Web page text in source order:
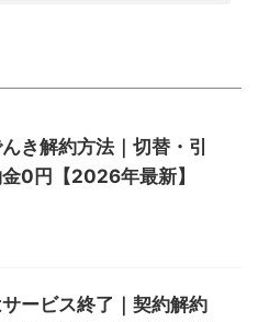
き解約方法｜切替・引
0円【2026年最新】
ービス終了｜契約解約